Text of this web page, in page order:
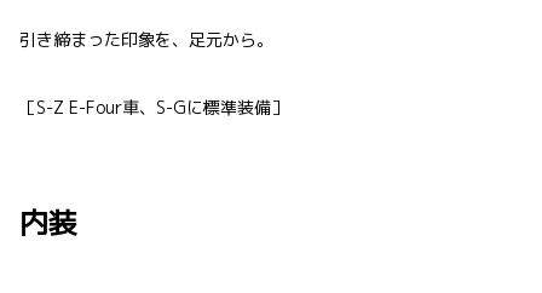
引き締まった印象を、足元から。
［S-Z E-Four車、S-Gに標準装備］
内装